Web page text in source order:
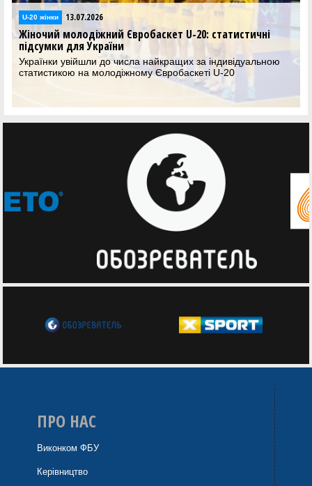
U-20 жінки 13.07.2026
Жіночий молодіжний Євробаскет U-20: статистичні
підсумки для України
Українки увійшли до числа найкращих за індивідуальною
статистикою на молодіжному Євробаскеті U-20
ПРО НАС
Виконком ФБУ
Керівництво